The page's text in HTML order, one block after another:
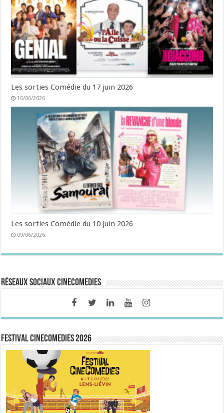
Les sorties Comédie du 17 juin 2026
16/06/2026
Les sorties Comédie du 10 juin 2026
09/06/2026
Réseaux sociaux CineComedies
FESTIVAL CINECOMEDIES 2026